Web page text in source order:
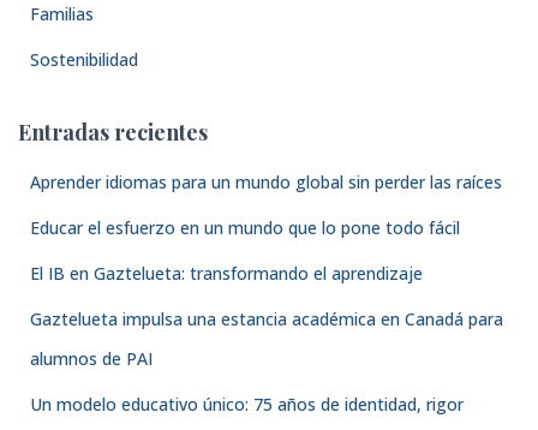
Familias
Sostenibilidad
Entradas recientes
Aprender idiomas para un mundo global sin perder las raíces
Educar el esfuerzo en un mundo que lo pone todo fácil
El IB en Gaztelueta: transformando el aprendizaje
Gaztelueta impulsa una estancia académica en Canadá para
alumnos de PAI
Un modelo educativo único: 75 años de identidad, rigor